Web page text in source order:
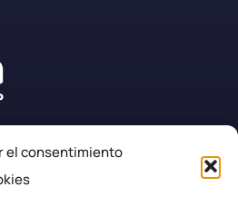
el consentimiento